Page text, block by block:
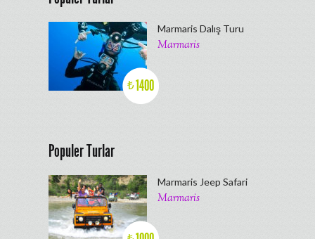
₺1400
Marmaris Dalış Turu
Marmaris
Populer Turlar
Marmaris Jeep Safari
Marmaris